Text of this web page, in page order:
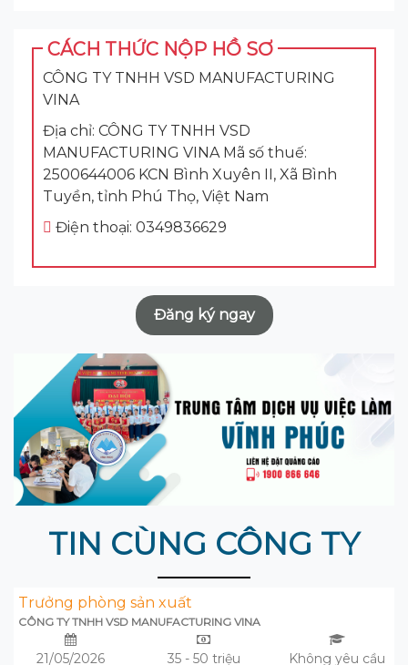
CÁCH THỨC NỘP HỒ SƠ
CÔNG TY TNHH VSD MANUFACTURING
VINA
Địa chỉ: CÔNG TY TNHH VSD
MANUFACTURING VINA Mã số thuế:
2500644006 KCN Bình Xuyên II, Xã Bình
Tuyền, tỉnh Phú Thọ, Việt Nam
Điện thoại: 0349836629
Đăng ký ngay
TIN CÙNG CÔNG TY
Trưởng phòng sản xuất
CÔNG TY TNHH VSD MANUFACTURING VINA
21/05/2026 35 - 50 triệu Không yêu cầu